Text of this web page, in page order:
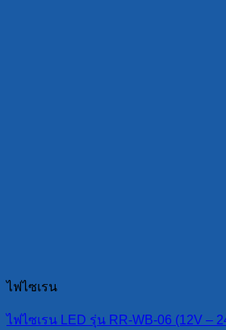
ไฟไซเรน
ไฟไซเรน LED รุ่น RR-WB-06 (12V –